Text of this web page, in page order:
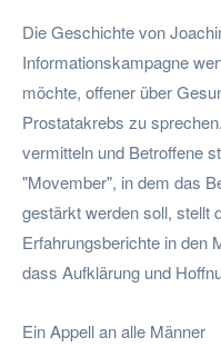
Die Geschichte von
Informationskampagne
möchte, offener über
Prostatakrebs zu
vermitteln und Betroffene
"Movember", in dem das
gestärkt werden soll, stellt
Erfahrungsberichte in den
dass Aufklärung und
Ein Appell an alle Männer